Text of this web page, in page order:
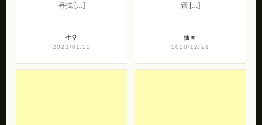
寻找 […]
生活
2021/01/22
管 […]
插画
2020/12/21